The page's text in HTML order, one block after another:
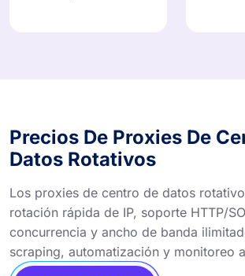
Precios De Proxies De
Datos Rotativos
Los proxies de centro de datos
rotación rápida de IP, soporte HTTP/
concurrencia y ancho de banda
scraping, automatización y monitoreo